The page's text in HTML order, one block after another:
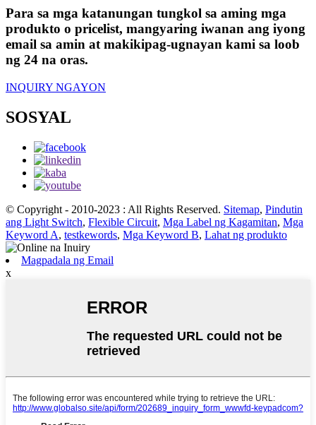
Para sa mga katanungan tungkol sa aming mga
produkto o pricelist, mangyaring iwanan ang iyong
email sa amin at makikipag-ugnayan kami sa loob
ng 24 na oras.
INQUIRY NGAYON
SOSYAL
© Copyright - 2010-2023 : All Rights Reserved. Sitemap, Pindutin
ang Light Switch, Flexible Circuit, Mga Label ng Kagamitan, Mga
Keyword A, testkewords, Mga Keyword B, Lahat ng produkto
Magpadala ng Email
x